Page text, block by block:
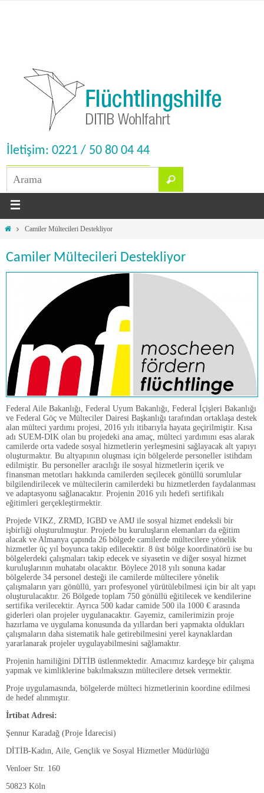
İletişim: 0221 / 50 80 04 44
Camiler Mültecileri Destekliyor
Camiler Mültecileri Destekliyor
Federal Aile Bakanlığı, Federal Uyum Bakanlığı, Federal İçişleri Bakanlığı
ve Federal Göç ve Mülteciler Dairesi Başkanlığı tarafından ortaklaşa destek
alan mülteci yardımı projesi, 2016 yılı itibarıyla hayata geçirilmiştir. Kısa
adı SUEM-DIK olan bu projedeki ana amaç, mülteci yardımını esas alarak
camilerde orta vadede sosyal hizmetlerin yerleşmesini sağlayacak alt yapıyı
oluşturmaktır. Bu altyapının oluşması için bölgelerde personeller istihdam
edilmiştir. Bu personeller aracılığı ile sosyal hizmetlerin içerik ve
finansman metotları hakkında camilerden seçilecek gönüllü sorumlular
bilgilendirilecek ve mültecilerin camilerdeki bu hizmetlerden faydalanması
ve adaptasyonu sağlanacaktır. Projenin 2016 yılı hedefi sertifikalı
eğitimleri gerçekleştirmektir.
Projede VIKZ, ZRMD, IGBD ve AMJ ile sosyal hizmet endeksli bir
işbirliği oluşturulmuştur. Projede bu kuruluşların elemanları da eğitim
alacak ve Almanya çapında 26 bölgede camilerde mültecilere yönelik
hizmetler üç yıl boyunca takip edilecektir. 8 üst bölge koordinatörü ise bu
bölgelerdeki çalışmaları takip edecek ve siyasetin ve diğer sosyal hizmet
kuruluşlarının muhatabı olacaktır. Böylece 2018 yılı sonuna kadar
bölgelerde 34 personel desteği ile camilerde mültecilere yönelik
çalışmaların yarı gönüllü, yarı profesyonel yürütülebilmesi için bir alt yapı
oluşturulacaktır. 26 Bölgede toplam 750 gönüllü eğitilecek ve kendilerine
sertifika verilecektir. Ayrıca 500 kadar camide 500 ila 1000 € arasında
giderleri olan projeler uygulanacaktır. Gayemiz, camilerimizin proje
hazırlama ve uygulama konusunda da yıllardan beri yapmakta oldukları
çalışmaların daha sistematik hale getirebilmesini yerel kaynaklardan
yararlanarak projeler uygulayabilmesini sağlamaktır.
Projenin hamiliğini DİTİB üstlenmektedir. Amacımız kardeşçe bir çalışma
yapmak ve kimliklerine bakılmaksızın mültecilere detsek vermektir.
Proje uygulamasında, bölgelerde mülteci hizmetlerinin koordine edilmesi
de hedef alınmıştır.
İrtibat Adresi:
Şennur Karadağ (Proje İdarecisi)
DİTİB-Kadın, Aile, Gençlik ve Sosyal Hizmetler Müdürlüğü
Venloer Str. 160
50823 Köln